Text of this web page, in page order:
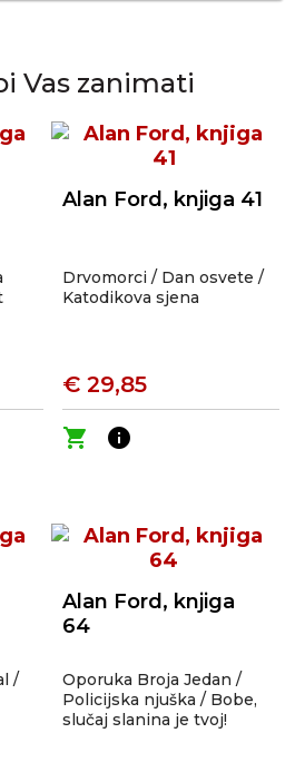
Vas zanimati
Alan Ford, knjiga 41
Drvomorci / Dan osvete /
Katodikova sjena
€ 29,85
shopping_cart
info
/
Alan Ford, knjiga
64
Oporuka Broja Jedan /
Policijska njuška / Bobe,
slučaj slanina je tvoj!